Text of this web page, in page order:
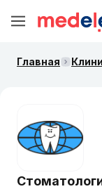
Главная